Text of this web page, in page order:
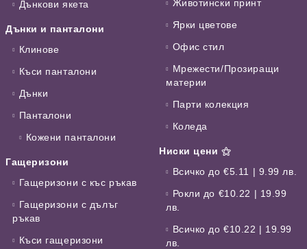
Дънкови якета
Дънки и панталони
Клинове
Къси панталони
Дънки
Панталони
Кожени панталони
Гащеризони
Гащеризони с къс ръкав
Гащеризони с дълъг
ръкав
Къси гащеризони
Животински принт
Ярки цветове
Офис стил
Мрежести/Прозиращи
материи
Парти колекция
Коледа
Ниски цени ⚝
Всичко до €5.11 | 9.99 лв.
Рокли до €10.22 | 19.99
лв.
Всичко до €10.22 | 19.99
лв.